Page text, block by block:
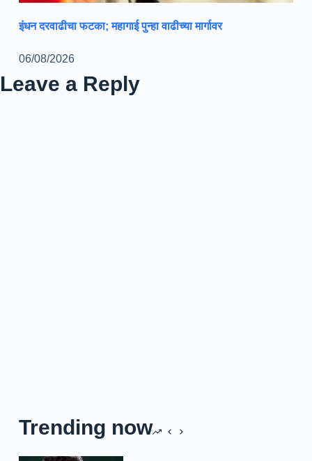
इंधन दरवाढीचा फटका; महागाई पुन्हा वाढीच्या मार्गावर
06/08/2026
Leave a Reply
Trending now